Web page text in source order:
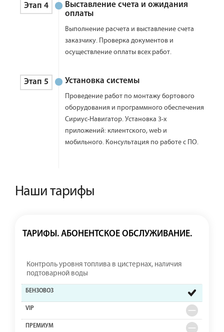
Этап 4
Выставление счета и ожидания
оплаты
Выполнение расчета и выставление счета
заказчику. Проверка документов и
осуществление оплаты всех работ.
Этап 5 Установка системы
Проведение работ по монтажу бортового
оборудования и программного обеспечения
Сириус-Навигатор. Установка 3-х
приложений: клиентского, web и
мобильного. Консультация по работе с ПО.
Наши тарифы
ТАРИФЫ. АБОНЕНТСКОЕ ОБСЛУЖИВАНИЕ.
Контроль уровня топлива в цистернах, наличия
подтоварной воды